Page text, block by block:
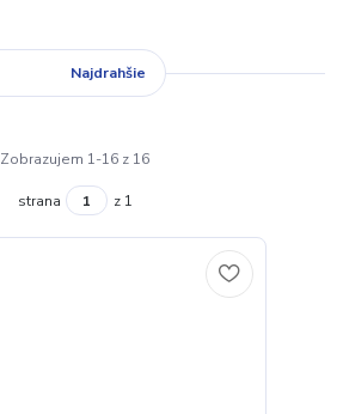
Najdrahšie
Zobrazujem 1-16 z 16
strana z 1